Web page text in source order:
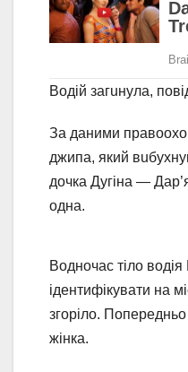
Водій загuнула,
За даними
джипа, який
дочка Дугіна —
одна.
Водночас тіло
ідентифікувати на
згоріло.
жінка.